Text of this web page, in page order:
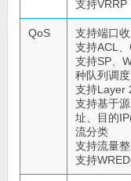
支持VRRP
QoS
支持端口
支持ACL
支持SP、
种队列调度
支持Layer
支持基于
址、目的
流分类
支持流量
支持